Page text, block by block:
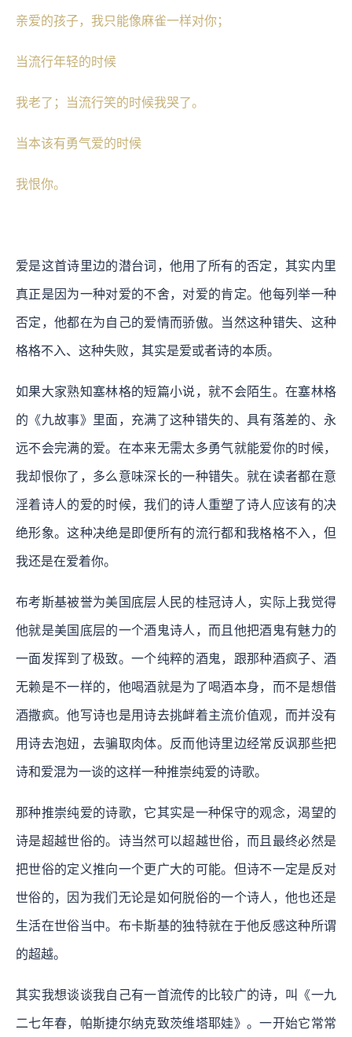
亲爱的孩子，我只能像麻雀一样对你；
当流行年轻的时候
我老了；当流行笑的时候我哭了。
当本该有勇气爱的时候
我恨你。
爱是这首诗里边的潜台词，他用了所有的否定，其实内里
真正是因为一种对爱的不舍，对爱的肯定。他每列举一种
否定，他都在为自己的爱情而骄傲。当然这种错失、这种
格格不入、这种失败，其实是爱或者诗的本质。
如果大家熟知塞林格的短篇小说，就不会陌生。在塞林格
的《九故事》里面，充满了这种错失的、具有落差的、永
远不会完满的爱。在本来无需太多勇气就能爱你的时候，
我却恨你了，多么意味深长的一种错失。就在读者都在意
淫着诗人的爱的时候，我们的诗人重塑了诗人应该有的决
绝形象。这种决绝是即便所有的流行都和我格格不入，但
我还是在爱着你。
布考斯基被誉为美国底层人民的桂冠诗人，实际上我觉得
他就是美国底层的一个酒鬼诗人，而且他把酒鬼有魅力的
一面发挥到了极致。一个纯粹的酒鬼，跟那种酒疯子、酒
无赖是不一样的，他喝酒就是为了喝酒本身，而不是想借
酒撒疯。他写诗也是用诗去挑衅着主流价值观，而并没有
用诗去泡妞，去骗取肉体。反而他诗里边经常反讽那些把
诗和爱混为一谈的这样一种推崇纯爱的诗歌。
那种推崇纯爱的诗歌，它其实是一种保守的观念，渴望的
诗是超越世俗的。诗当然可以超越世俗，而且最终必然是
把世俗的定义推向一个更广大的可能。但诗不一定是反对
世俗的，因为我们无论是如何脱俗的一个诗人，他也还是
生活在世俗当中。布卡斯基的独特就在于他反感这种所谓
的超越。
其实我想谈谈我自己有一首流传的比较广的诗，叫《一九
二七年春，帕斯捷尔纳克致茨维塔耶娃》。一开始它常常